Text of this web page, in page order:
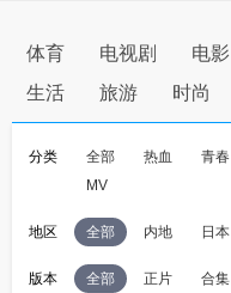
体育 电视剧 电影
生活
旅游 时尚
分类 全部 热血 青春
MV
地区 全部 内地 日本
版本 全部 正片 合集